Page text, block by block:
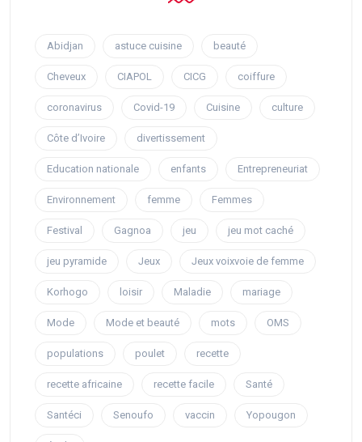
Abidjan astuce cuisine beauté
Cheveux CIAPOL CICG coiffure
coronavirus Covid-19 Cuisine culture
Côte d’Ivoire divertissement
Education nationale enfants Entrepreneuriat
Environnement femme Femmes
Festival Gagnoa jeu jeu mot caché
jeu pyramide Jeux Jeux voixvoie de femme
Korhogo loisir Maladie mariage
Mode Mode et beauté mots OMS
populations poulet recette
recette africaine recette facile Santé
Santéci Senoufo vaccin Yopougon